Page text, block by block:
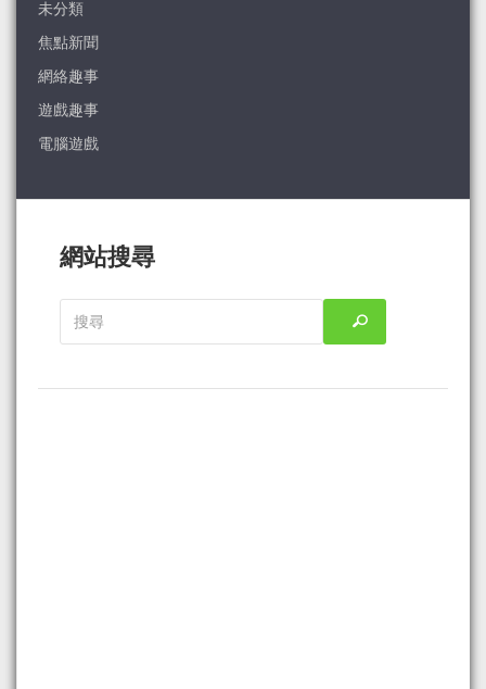
未分類
焦點新聞
網絡趣事
遊戲趣事
電腦遊戲
網站搜尋